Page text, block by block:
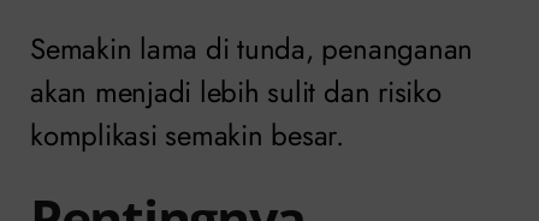
Semakin lama di tunda, penanganan
akan menjadi lebih sulit dan risiko
komplikasi semakin besar.